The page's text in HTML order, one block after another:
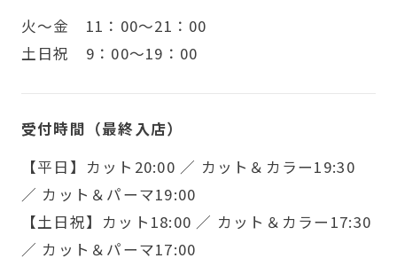
火〜金 11：00～21：00
土日祝 9：00～19：00
受付時間（最終入店）
【平日】カット20:00 ／ カット＆カラー19:30
／ カット＆パーマ19:00
【土日祝】カット18:00 ／ カット＆カラー17:30
／ カット＆パーマ17:00